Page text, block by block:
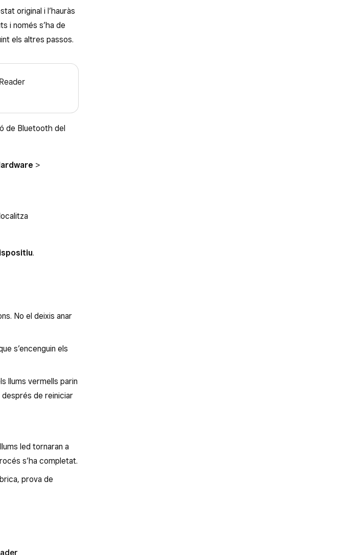
original i l’hauràs
i només s’ha de
els altres passos.
de Bluetooth del
>
.
No el deixis anar
s’encenguin els
llums vermells parin
de reiniciar
led tornaran a
s’ha completat.
prova de